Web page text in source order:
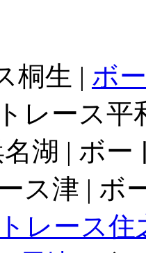
桐生 | ボ
レース平
湖 | ボ
ス津 | ボ
レース住